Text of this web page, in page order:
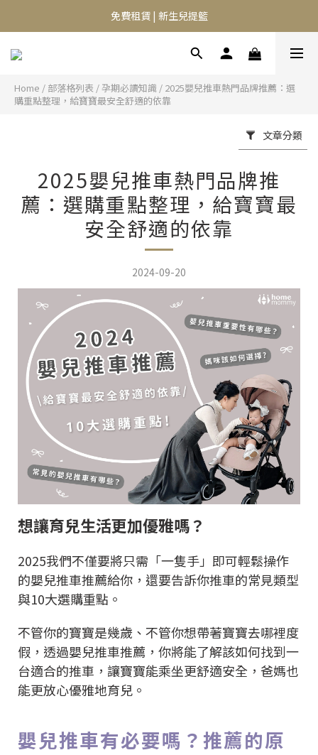
⭐️異膚救星 10天體驗活動⭐️
免費租賃 | 新生兒提籃
⭐️異膚救星 10天體驗活動⭐️
Home / 部落格列表 /孕期必讀知識 / 2025嬰兒推車熱門品牌推薦：選
購重點整理，給寶寶最安全舒適的依靠
文章分類
2025嬰兒推車熱門品牌推
薦：選購重點整理，給寶寶最
安全舒適的依靠
2024-09-20
想讓育兒生活更加優雅嗎？
2025我們不僅要將只需「一隻手」即可輕鬆操作
的嬰兒推車推薦給你，還要告訴你推車的常見類型
與10大選購重點。
不管你的寶寶是幾歲、不管你想帶著寶寶去哪裡度
假，透過嬰兒推車推薦，你將能了解該如何找到一
台適合的推車，讓寶寶能乘坐更舒適安全，爸媽也
能更放心優雅地育兒。
嬰兒推車有必要嗎？推薦的原